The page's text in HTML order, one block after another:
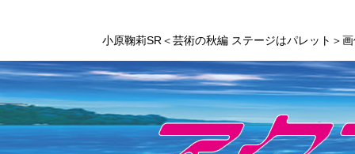
小原鞠莉SR＜芸術の秋編 ステージはパレット＞